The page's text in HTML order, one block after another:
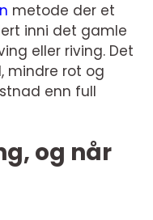
metode der et
inni det gamle
eller riving. Det
mindre rot og
enn full
og når